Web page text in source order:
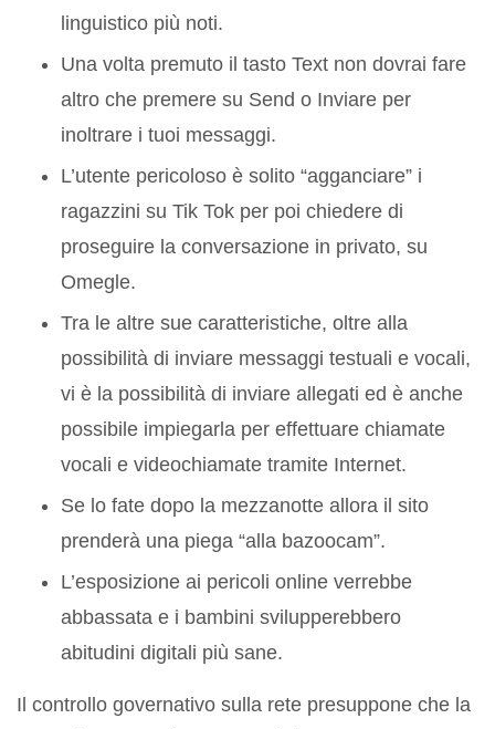
linguistico più noti.
Una volta premuto il tasto Text non dovrai fare
altro che premere su Send o Inviare per
inoltrare i tuoi messaggi.
L’utente pericoloso è solito “agganciare” i
ragazzini su Tik Tok per poi chiedere di
proseguire la conversazione in privato, su
Omegle.
Tra le altre sue caratteristiche, oltre alla
possibilità di inviare messaggi testuali e vocali,
vi è la possibilità di inviare allegati ed è anche
possibile impiegarla per effettuare chiamate
vocali e videochiamate tramite Internet.
Se lo fate dopo la mezzanotte allora il sito
prenderà una piega “alla bazoocam”.
L’esposizione ai pericoli online verrebbe
abbassata e i bambini svilupperebbero
abitudini digitali più sane.
Il controllo governativo sulla rete presuppone che la